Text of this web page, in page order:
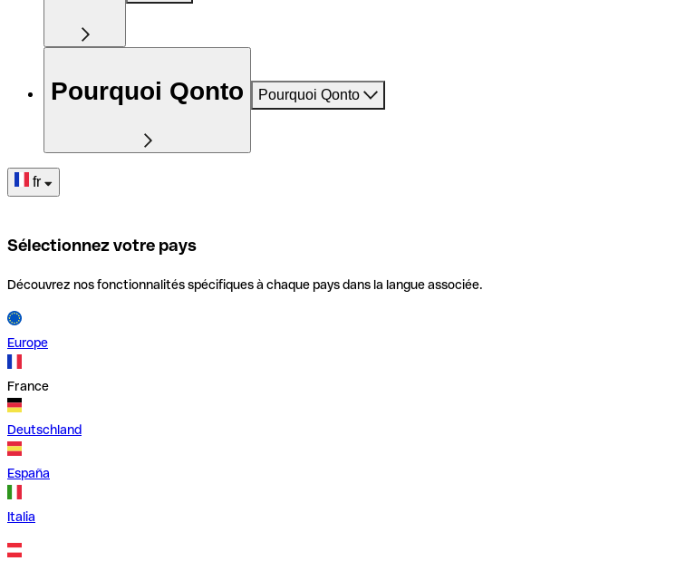
Pourquoi Qonto Pourquoi Qonto
fr
Sélectionnez votre pays
Découvrez nos fonctionnalités spécifiques à chaque pays dans la langue associée.
Europe
France
Deutschland
España
Italia